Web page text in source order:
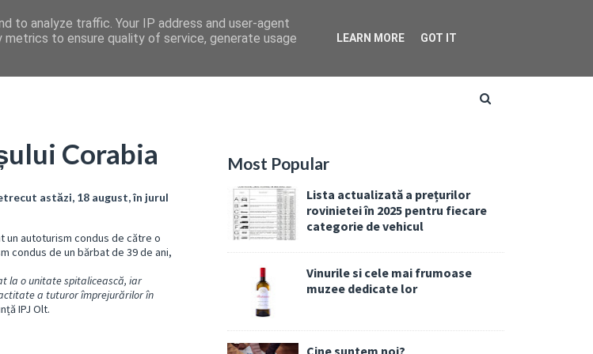
Corabia
astăzi, 18 august, în jurul
un autoturism condus de către o
condus de un bărbat de 39 de ani,
la o unitate spitalicească, iar
a tuturor împrejurărilor în
IPJ Olt.
Most Popular
Lista actualizată a prețurilor
rovinietei în 2025 pentru fiecare
categorie de vehicul
Vinurile si cele mai frumoase
muzee dedicate lor
Cine suntem noi?
to analyze traffic. Your IP address and user-agent
to ensure quality of service, generate usage
LEARN MORE GOT IT